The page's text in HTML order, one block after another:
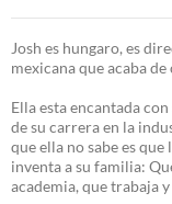
Josh es hungaro, es
mexicana que acaba
Ella esta encantada
de su carrera en la
que ella no sabe es
inventa a su familia:
academia, que trabaja